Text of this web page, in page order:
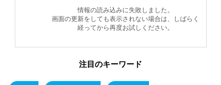
情報の読み込みに失敗しました。
画面の更新をしても表示されない場合は、しばらく
経ってから再度お試しください。
注目のキーワード